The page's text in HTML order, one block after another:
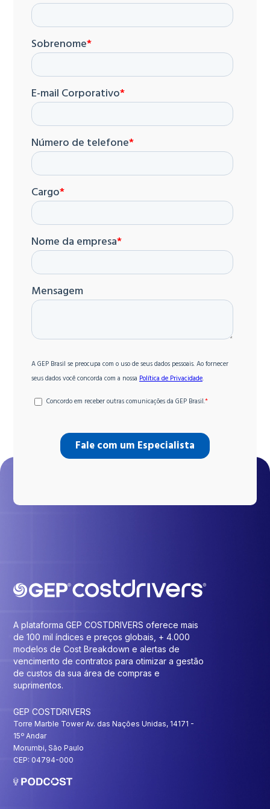
A plataforma GEP COSTDRIVERS oferece mais
de 100 mil índices e preços globais, + 4.000
modelos de Cost Breakdown e alertas de
vencimento de contratos para otimizar a gestão
de custos da sua área de compras e
suprimentos.
GEP COSTDRIVERS
Torre Marble Tower Av. das Nações Unidas, 14171 -
15º Andar
Morumbi, São Paulo
CEP: 04794-000